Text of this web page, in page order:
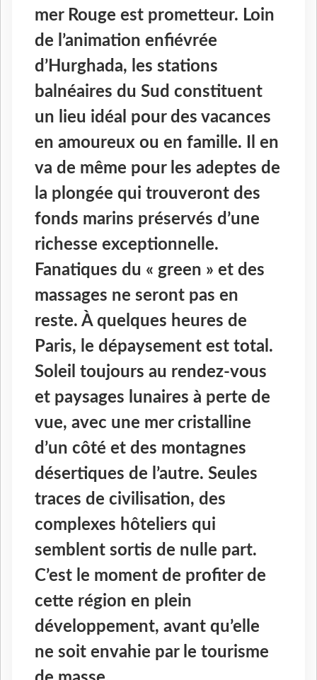
mer Rouge est prometteur. Loin
de l’animation enfiévrée
d’Hurghada, les stations
balnéaires du Sud constituent
un lieu idéal pour des vacances
en amoureux ou en famille. Il en
va de même pour les adeptes de
la plongée qui trouveront des
fonds marins préservés d’une
richesse exceptionnelle.
Fanatiques du « green » et des
massages ne seront pas en
reste. À quelques heures de
Paris, le dépaysement est total.
Soleil toujours au rendez-vous
et paysages lunaires à perte de
vue, avec une mer cristalline
d’un côté et des montagnes
désertiques de l’autre. Seules
traces de civilisation, des
complexes hôteliers qui
semblent sortis de nulle part.
C’est le moment de profiter de
cette région en plein
développement, avant qu’elle
ne soit envahie par le tourisme